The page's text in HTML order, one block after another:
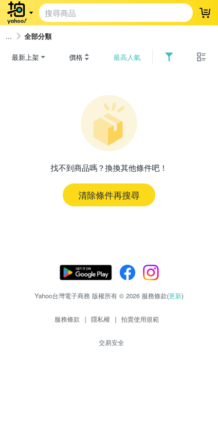
登
全部分類
最新上架 價格 最高人氣
找不到商品嗎？換換其他條件吧！
清除條件再搜尋
Yahoo台灣電子商務 版權所有 © 2026 服務條款(更新)
服務條款 | 隱私權 | 拍賣使用規範
交易安全